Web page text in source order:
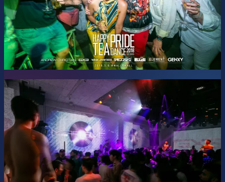
Music by DJs:
KAZUbou & YOUYEAH
NISSY & ToMoCy
TOKYO DISCO PARFAIT (DJ SAWA & HIDEO)
TOMO & YUME
Twisted Disko (GAKKIE & Yohei)
SHUTOBI & YUKITA
Visuals by VJs:
iNASE / KAWATA